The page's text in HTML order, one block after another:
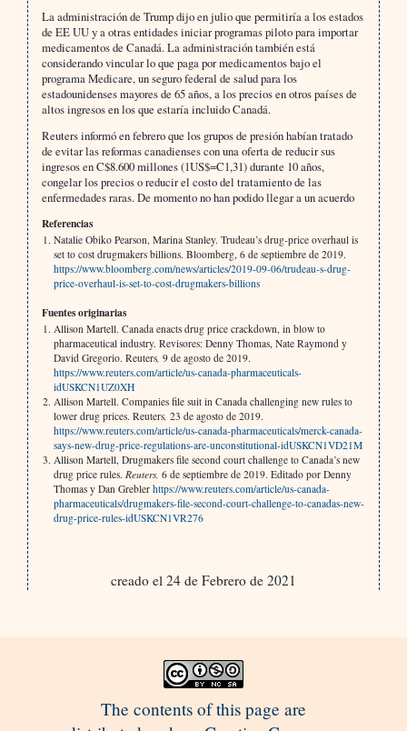
La administración de Trump dijo en julio que permitiría a los estados
de EE UU y a otras entidades iniciar programas piloto para importar
medicamentos de Canadá. La administración también está
considerando vincular lo que paga por medicamentos bajo el
programa Medicare, un seguro federal de salud para los
estadounidenses mayores de 65 años, a los precios en otros países de
altos ingresos en los que estaría incluido Canadá.
Reuters informó en febrero que los grupos de presión habían tratado
de evitar las reformas canadienses con una oferta de reducir sus
ingresos en C$8.600 millones (1US$=C1,31) durante 10 años,
congelar los precios o reducir el costo del tratamiento de las
enfermedades raras. De momento no han podido llegar a un acuerdo
Referencias
Natalie Obiko Pearson, Marina Stanley. Trudeau’s drug-price overhaul is
set to cost drugmakers billions. Bloomberg, 6 de septiembre de 2019.
https://www.bloomberg.com/news/articles/2019-09-06/trudeau-s-drug-
price-overhaul-is-set-to-cost-drugmakers-billions
Fuentes originarias
Allison Martell. Canada enacts drug price crackdown, in blow to
pharmaceutical industry. Revisores: Denny Thomas, Nate Raymond y
David Gregorio. Reuters, 9 de agosto de 2019.
https://www.reuters.com/article/us-canada-pharmaceuticals-
idUSKCN1UZ0XH
Allison Martell. Companies file suit in Canada challenging new rules to
lower drug prices. Reuters, 23 de agosto de 2019.
https://www.reuters.com/article/us-canada-pharmaceuticals/merck-canada-
says-new-drug-price-regulations-are-unconstitutional-idUSKCN1VD21M
Allison Martell, Drugmakers file second court challenge to Canada’s new
drug price rules. Reuters, 6 de septiembre de 2019. Editado por Denny
Thomas y Dan Grebler https://www.reuters.com/article/us-canada-
pharmaceuticals/drugmakers-file-second-court-challenge-to-canadas-new-
drug-price-rules-idUSKCN1VR276
creado el 24 de Febrero de 2021
The contents of this page are